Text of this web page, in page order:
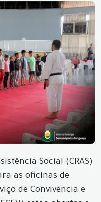
Social (CRAS)
as oficinas de
de Convivência e